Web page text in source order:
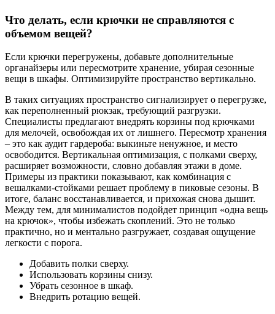
Что делать, если крючки не справляются с
объемом вещей?
Если крючки перегружены, добавьте дополнительные
органайзеры или пересмотрите хранение, убирая сезонные
вещи в шкафы. Оптимизируйте пространство вертикально.
В таких ситуациях пространство сигнализирует о перегрузке,
как переполненный рюкзак, требующий разгрузки.
Специалисты предлагают внедрять корзины под крючками
для мелочей, освобождая их от лишнего. Пересмотр хранения
– это как аудит гардероба: выкиньте ненужное, и место
освободится. Вертикальная оптимизация, с полками сверху,
расширяет возможности, словно добавляя этажи в доме.
Примеры из практики показывают, как комбинация с
вешалками-стойками решает проблему в пиковые сезоны. В
итоге, баланс восстанавливается, и прихожая снова дышит.
Между тем, для минималистов подойдет принцип «одна вещь
на крючок», чтобы избежать скоплений. Это не только
практично, но и ментально разгружает, создавая ощущение
легкости с порога.
Добавить полки сверху.
Использовать корзины снизу.
Убрать сезонное в шкаф.
Внедрить ротацию вещей.